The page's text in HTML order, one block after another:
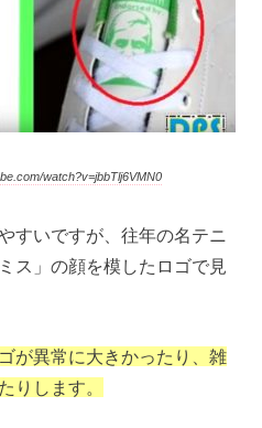
watch?v=jbbTlj6VMN0
すいですが、往年の名テニ
ス」の顔を模したロゴで見
が異常に大きかったり、雑
りします。